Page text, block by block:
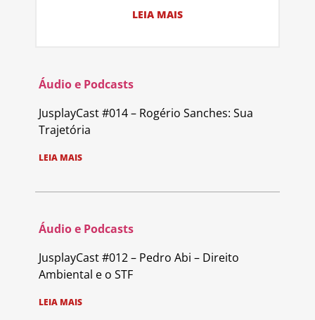
LEIA MAIS
Áudio e Podcasts
JusplayCast #014 – Rogério Sanches: Sua
Trajetória
LEIA MAIS
Áudio e Podcasts
JusplayCast #012 – Pedro Abi – Direito
Ambiental e o STF
LEIA MAIS